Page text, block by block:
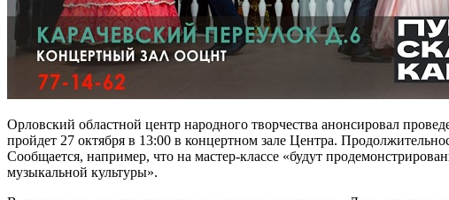
Орловский областной центр народного творчества анонсировал
пройдет 27 октября в 13:00 в концертном зале Центра.
Сообщается, например, что на мастер-классе «будут
музыкальной культуры».